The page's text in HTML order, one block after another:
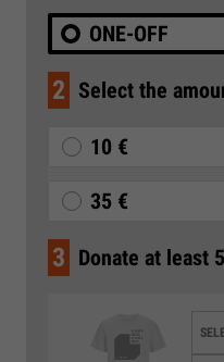
ONE-OFF
2 Select the
10 €
35 €
3 Donate at least